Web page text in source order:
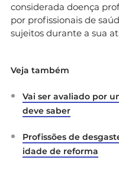
considerada doença
por profissionais de
sujeitos durante a sua
Veja também
Vai ser avaliado por
deve saber
Profissões de
idade de reforma